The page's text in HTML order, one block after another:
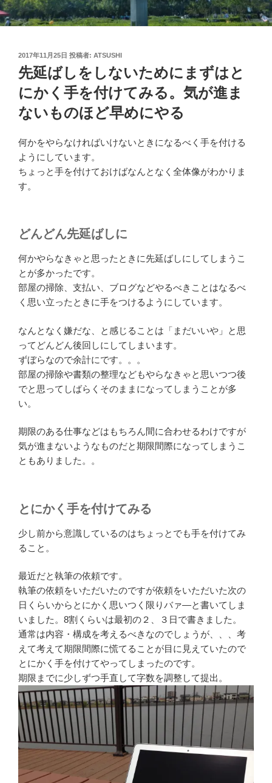
投
稿
日:
2017年11月25日 投稿者: ATSUSHI
先延ばしをしないためにまずはと
にかく手を付けてみる。気が進ま
ないものほど早めにやる
何かをやらなければいけないときになるべく手を付ける
ようにしています。
ちょっと手を付けておけばなんとなく全体像がわかりま
す。
どんどん先延ばしに
何かやらなきゃと思ったときに先延ばしにしてしまうこ
とが多かったです。
部屋の掃除、支払い、ブログなどやるべきことはなるべ
く思い立ったときに手をつけるようにしています。
なんとなく嫌だな、と感じることは「まだいいや」と思
ってどんどん後回しにしてしまいます。
ずぼらなので余計にです。。。
部屋の掃除や書類の整理などもやらなきゃと思いつつ後
でと思ってしばらくそのままになってしまうことが多
い。
期限のある仕事などはもちろん間に合わせるわけですが
気が進まないようなものだと期限間際になってしまうこ
ともありました。。
とにかく手を付けてみる
少し前から意識しているのはちょっとでも手を付けてみ
ること。
最近だと執筆の依頼です。
執筆の依頼をいただいたのですが依頼をいただいた次の
日くらいからとにかく思いつく限りバァ―と書いてしま
いました。8割くらいは最初の２、３日で書きました。
通常は内容・構成を考えるべきなのでしょうが、、、考
えて考えて期限間際に慌てることが目に見えていたので
とにかく手を付けてやってしまったのです。
期限までに少しずつ手直して字数を調整して提出。